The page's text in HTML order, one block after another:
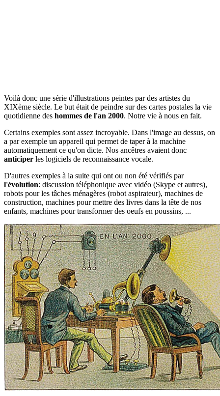
Voilà donc une série d'illustrations peintes par des artistes du
XIXème siècle. Le but était de peindre sur des cartes postales la vie
quotidienne des hommes de l'an 2000. Notre vie à nous en fait.
Certains exemples sont assez incroyable. Dans l'image au dessus, on
a par exemple un appareil qui permet de taper à la machine
automatiquement ce qu'on dicte. Nos ancêtres avaient donc
anticiper les logiciels de reconnaissance vocale.
D'autres exemples à la suite qui ont ou non été vérifiés par
l'évolution: discussion téléphonique avec vidéo (Skype et autres),
robots pour les tâches ménagères (robot aspirateur), machines de
construction, machines pour mettre des livres dans la tête de nos
enfants, machines pour transformer des oeufs en poussins, ...